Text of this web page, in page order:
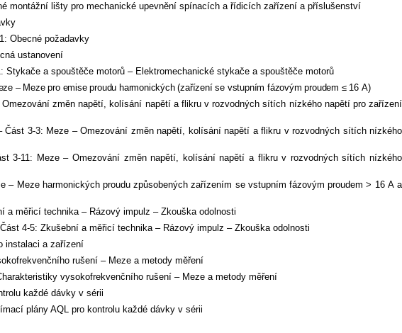
montážní lišty pro mechanické upevnění spínacích a řídicích zařízení a příslušenství
Obecné požadavky
ustanovení
a spouštěče motorů – Elektromechanické stykače a spouštěče motorů
– Meze pro emise proudu harmonických (zařízení se vstupním fázovým proudem ≤ 16 A)
změn napětí, kolísání napětí a flikru v rozvodných sítích nízkého napětí pro zařízení
Část 3-3: Meze – Omezování změn napětí, kolísání napětí a flikru v rozvodných sítích nízkého
3-11: Meze – Omezování změn napětí, kolísání napětí a flikru v rozvodných sítích nízkého
– Meze harmonických proudu způsobených zařízením se vstupním fázovým proudem > 16 A a
a měřicí technika – Rázový impulz – Zkouška odolnosti
4-5: Zkušební a měřicí technika – Rázový impulz – Zkouška odolnosti
instalaci a zařízení
rušení – Meze a metody měření
vysokofrekvenčního rušení – Meze a metody měření
každé dávky v sérii
plány AQL pro kontrolu každé dávky v sérii